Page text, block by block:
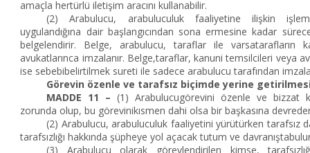
amaçla hertürlü iletişim aracını kullanabilir.
(2) Arabulucu, arabuluculuk faaliyetine ilişkin
uygulandığına dair başlangıcından sona ermesine kadar
belgelendirir. Belge, arabulucu, taraflar ile varsatarafların
avukatlarınca imzalanır. Belge,taraflar, kanuni temsilcileri veya
ise sebebibelirtilmek sureti ile sadece arabulucu tarafından
Görevin özenle ve tarafsız biçimde yerine
MADDE 11 – (1) Arabulucugörevini özenle ve bizzat
zorunda olup, bu görevinikısmen dahi olsa bir başkasına
(2) Arabulucu, arabuluculuk faaliyetini yürütürken tarafsız
tarafsızlığı hakkında şüpheye yol açacak tutum ve
(3) Arabulucu olarak görevlendirilen kimse,